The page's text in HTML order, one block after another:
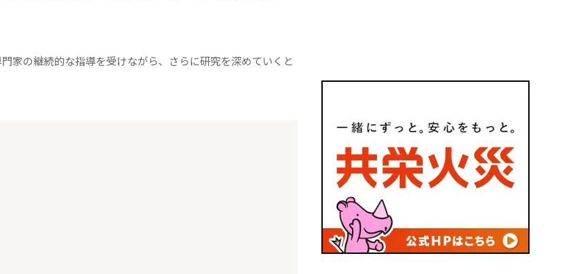
家の継続的な指導を受けながら、さらに研究を深めていくと